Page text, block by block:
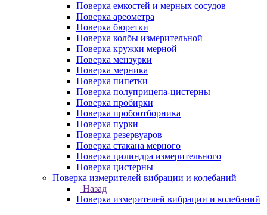
Поверка емкостей и мерных сосудов
Поверка ареометра
Поверка бюретки
Поверка колбы измерительной
Поверка кружки мерной
Поверка мензурки
Поверка мерника
Поверка пипетки
Поверка полуприцепа-цистерны
Поверка пробирки
Поверка пробоотборника
Поверка пурки
Поверка резервуаров
Поверка стакана мерного
Поверка цилиндра измерительного
Поверка цистерны
Поверка измерителей вибрации и колебаний
Назад
Поверка измерителей вибрации и колебаний